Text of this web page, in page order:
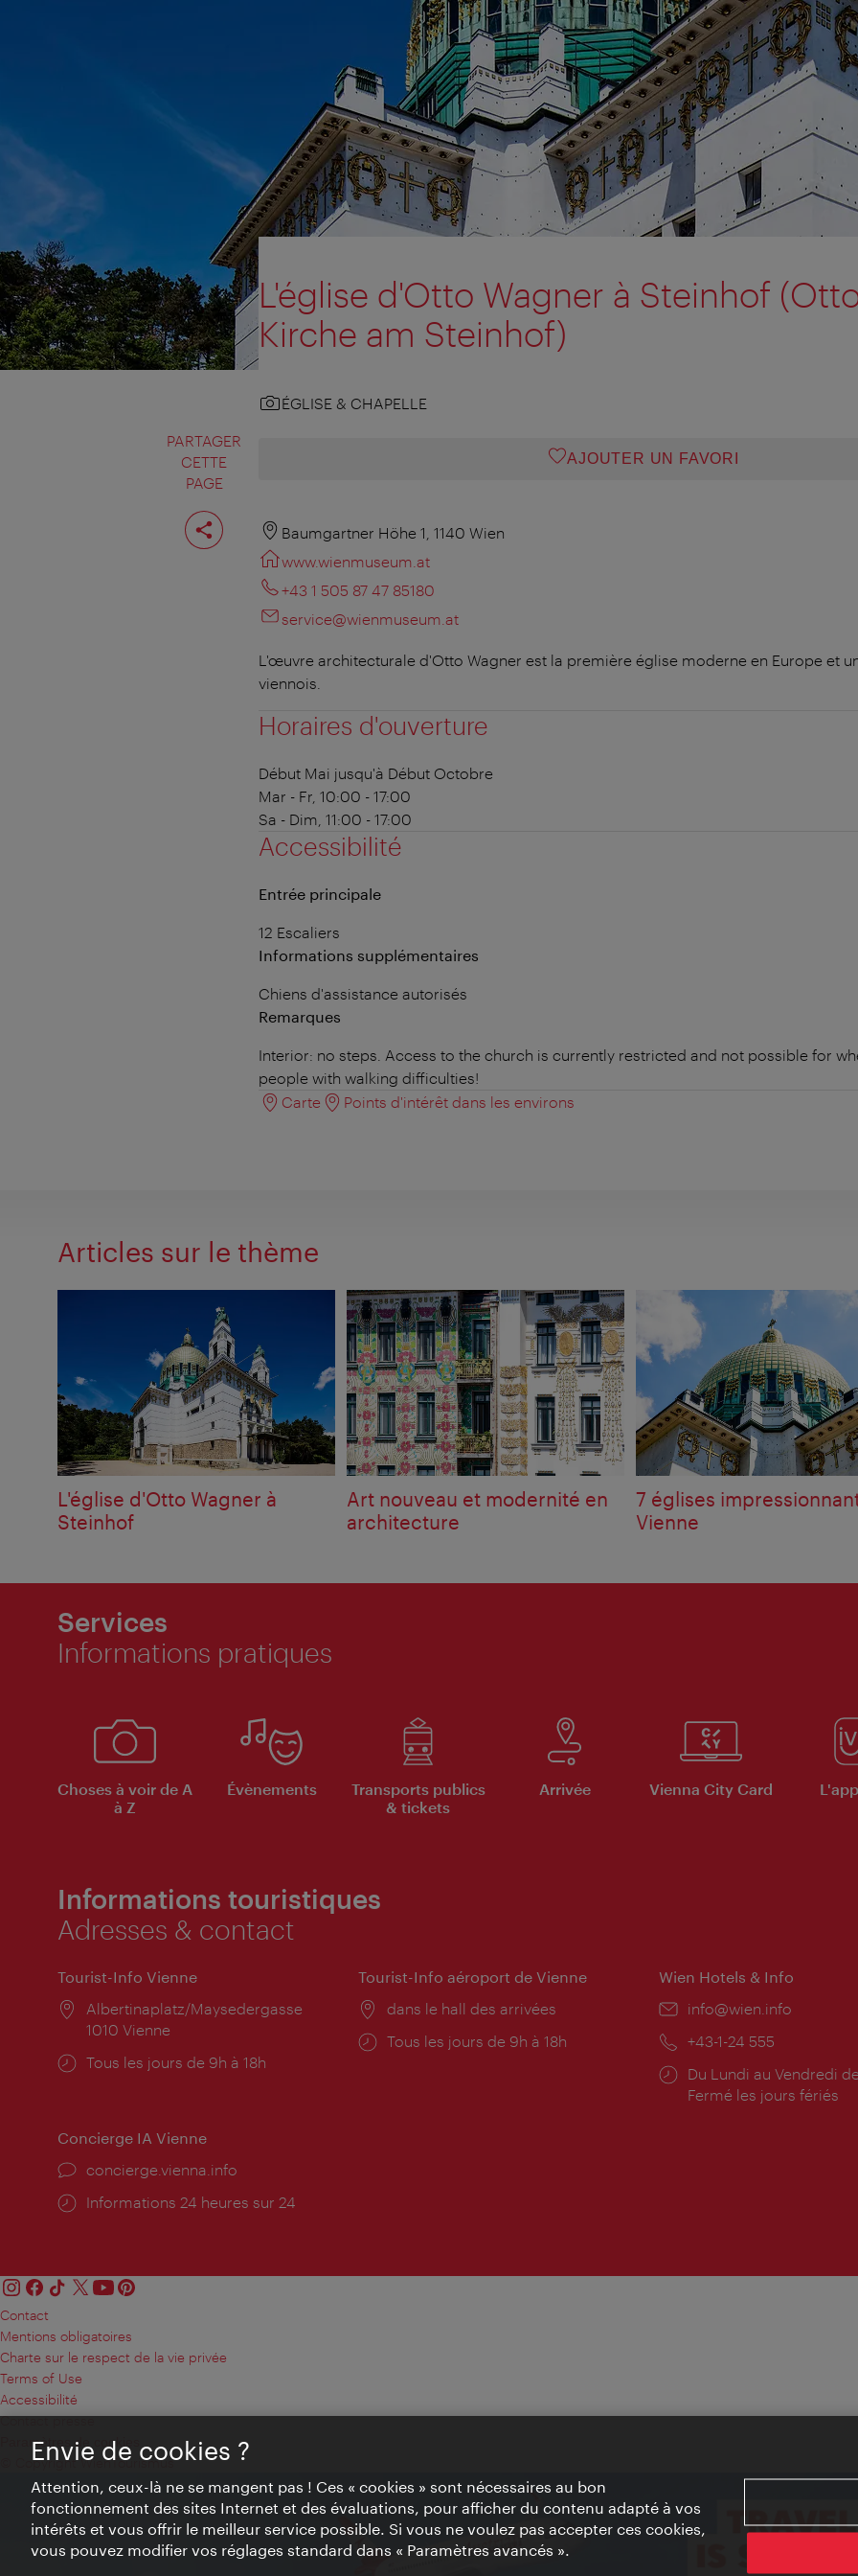
PARTAGER
CETTE
PAGE
Partager
cette
page
L'église d'Otto Wagner à Steinhof
Kirche am Steinhof)
ÉGLISE & CHAPELLE
AJOUTER UN FAVORI
Baumgartner Höhe 1, 1140 Wien
www.wienmuseum.at
+43 1 505 87 47 85180
service@wienmuseum.at
L'œuvre architecturale d'Otto Wagner est la première église moderne en Europe et
viennois.
Horaires d'ouverture
Début Mai jusqu'à Début Octobre
Mar - Fr, 10:00 - 17:00
Sa - Dim, 11:00 - 17:00
Accessibilité
Entrée principale
12 Escaliers
Informations supplémentaires
Chiens d'assistance autorisés
Remarques
Interior: no steps. Access to the church is currently restricted and not possible for
people with walking difficulties!
Carte
Points d'intérêt dans les environs
Articles sur le thème
L'église d'Otto Wagner à
Steinhof
Art nouveau et modernité en
architecture
7 églises
Vienne
Services
Informations pratiques
Choses à voir de A
à Z
Évènements
Transports publics
& tickets
Arrivée Vienna City Card
Informations touristiques
Adresses & contact
Tourist-Info Vienne
Lieu:
Albertinaplatz/Maysedergasse
1010 Vienne
Horaires
Tous les jours de 9h à 18h
Tourist-Info aéroport de Vienne
Lieu:
dans le hall des arrivées
Horaires
Tous les jours de 9h à 18h
Wien Hotels & Info
E-
info@wien.info
Téléphone:
+43-1-24 555
Horaires
d'ouverture:
Du Lundi au Vendredi
Fermé les jours fériés
Concierge IA Vienne
Ort:
concierge.vienna.info
Öffnungszeiten:
Informations 24 heures sur 24
Contact
Mentions obligatoires
Charte sur le respect de la vie privée
Terms of Use
Accessibilité
Contact presse
Paramètres de cookies
© Copyright WienTourismus
Envie de cookies ?
Attention, ceux-là ne se mangent pas ! Ces « cookies » sont nécessaires au bon
fonctionnement des sites Internet et des évaluations, pour afficher du contenu adapté à vos
intérêts et vous offrir le meilleur service possible. Si vous ne voulez pas accepter ces cookies,
vous pouvez modifier vos réglages standard dans « Paramètres avancés ».